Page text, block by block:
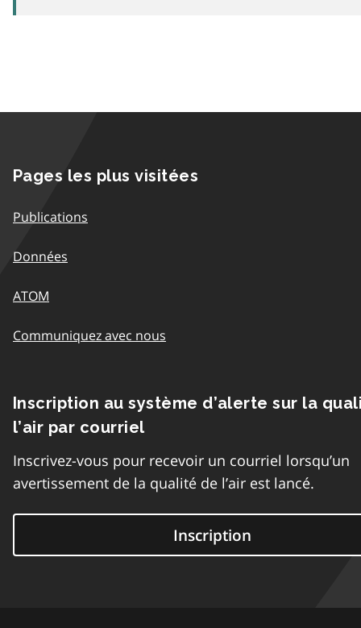
Pages les plus visitées
Publications
Données
ATOM
Communiquez avec nous
Inscription au système d’alerte sur la
l’air par courriel
Inscrivez-vous pour recevoir un courriel lorsqu’un
avertissement de la qualité de l’air est lancé.
Inscription